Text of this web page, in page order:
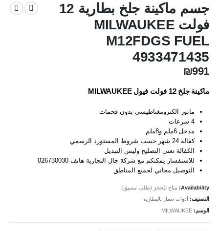
جسم ماكينة جلخ بطارية 12
فولت MILWAUKEE
M12FDGS FUEL
4933471435
₪991
ماكينة جلخ 12 فولت فيول MILWAUKEE
ماتور الكترومغناطيسي بدون فحمات
4 سرعات
مدخل 6ملم و8ملم
كفالة 24 شهر حسب شروط المستورد الرسمي
الكفالة تعني التصليح وليس التبديل
للاستفسار يمكنكم مع شركة جال التجارية هاتف 026730030
التوصيل مجاني لجميع المناطق
Availability:
متاح للحجز (طلب مسبق)
التصنيف:
أدوات تعمل بالبطارية
الوسم: MILWAUKEE